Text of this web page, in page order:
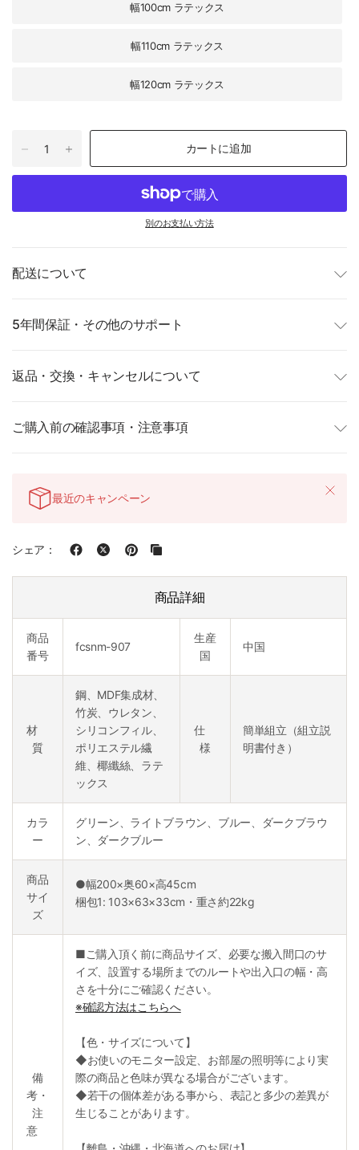
幅100cm ラテックス
幅110cm ラテックス
幅120cm ラテックス
カートに追加
別のお支払い方法
配送について
5年間保証・その他のサポート
返品・交換・キャンセルについて
ご購入前の確認事項・注意事項
最近のキャンペーン
シェア：
商品詳細
商品
番号
fcsnm-907
生産
国
中国
材
質
鋼、MDF集成材、
竹炭、ウレタン、
シリコンフィル、
ポリエステル繊
維、椰纖絲、ラテ
ックス
仕
様
簡単組立（組立説
明書付き）
カラ
ー
グリーン、ライトブラウン、ブルー、ダークブラウ
ン、ダークブルー
商品
サイ
ズ
●幅200×奥60×高45cm
梱包1: 103×63×33cm・重さ約22kg
備
考・
注
意
■ご購入頂く前に商品サイズ、必要な搬入間口のサ
イズ、設置する場所までのルートや出入口の幅・高
さを十分にご確認ください。
※確認方法はこちらへ
【色・サイズについて】
◆お使いのモニター設定、お部屋の照明等により実
際の商品と色味が異なる場合がございます。
◆若干の個体差がある事から、表記と多少の差異が
生じることがあります。